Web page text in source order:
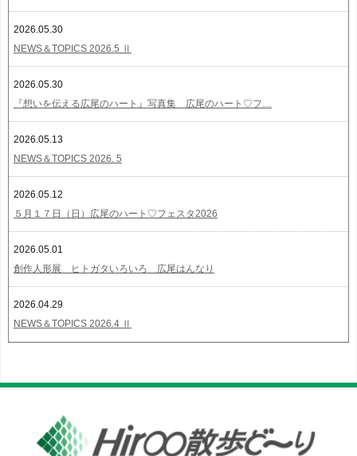
2026.05.30
NEWS＆TOPICS 2026.5 Ⅱ
2026.05.30
『想いを伝える広尾のハート』写真集 広尾のハート♡フ…
2026.05.13
NEWS＆TOPICS 2026. 5
2026.05.12
５月１７日（日）広尾のハート♡フェスタ2026
2026.05.01
創作人形展 ヒトガタいろいろ 広尾はんなり
2026.04.29
NEWS＆TOPICS 2026.4 Ⅱ